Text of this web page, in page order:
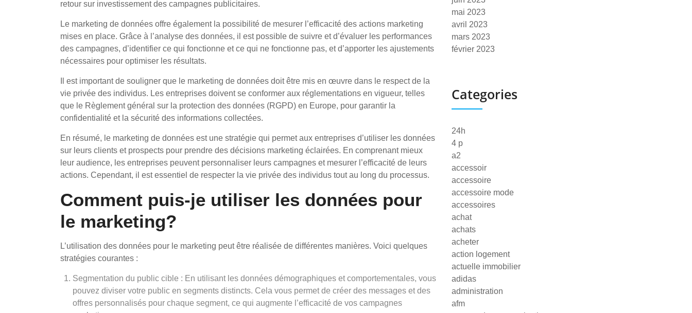
retour sur investissement des campagnes publicitaires.
Le marketing de données offre également la possibilité de mesurer l’efficacité des actions marketing
mises en place. Grâce à l’analyse des données, il est possible de suivre et d’évaluer les performances
des campagnes, d’identifier ce qui fonctionne et ce qui ne fonctionne pas, et d’apporter les ajustements
nécessaires pour optimiser les résultats.
Il est important de souligner que le marketing de données doit être mis en œuvre dans le respect de la
vie privée des individus. Les entreprises doivent se conformer aux réglementations en vigueur, telles
que le Règlement général sur la protection des données (RGPD) en Europe, pour garantir la
confidentialité et la sécurité des informations collectées.
En résumé, le marketing de données est une stratégie qui permet aux entreprises d’utiliser les données
sur leurs clients et prospects pour prendre des décisions marketing éclairées. En comprenant mieux
leur audience, les entreprises peuvent personnaliser leurs campagnes et mesurer l’efficacité de leurs
actions. Cependant, il est essentiel de respecter la vie privée des individus tout au long du processus.
Comment puis-je utiliser les données pour
le marketing?
L’utilisation des données pour le marketing peut être réalisée de différentes manières. Voici quelques
stratégies courantes :
Segmentation du public cible : En utilisant les données démographiques et comportementales, vous
pouvez diviser votre public en segments distincts. Cela vous permet de créer des messages et des
offres personnalisés pour chaque segment, ce qui augmente l’efficacité de vos campagnes
mai 2023
avril 2023
mars 2023
février 2023
Categories
24h
4 p
a2
accessoir
accessoire
accessoire mode
accessoires
achat
achats
acheter
action logement
actuelle immobilier
adidas
administration
afm